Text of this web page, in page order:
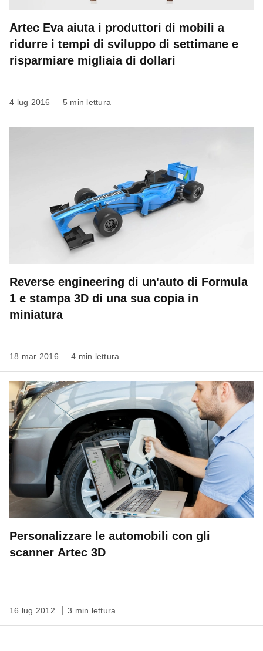
Artec Eva aiuta i produttori di mobili a
ridurre i tempi di sviluppo di settimane e
risparmiare migliaia di dollari
4 lug 2016 5 min lettura
Reverse engineering di un'auto di Formula
1 e stampa 3D di una sua copia in
miniatura
18 mar 2016 4 min lettura
Personalizzare le automobili con gli
scanner Artec 3D
16 lug 2012 3 min lettura